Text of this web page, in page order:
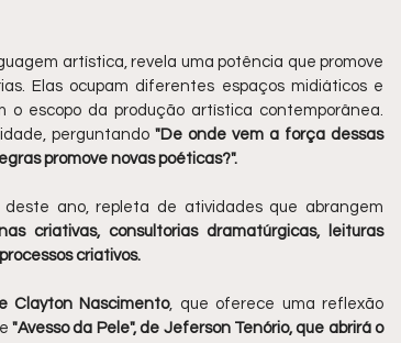
artística, revela uma potência que promove
Elas ocupam diferentes espaços midiáticos e
escopo da produção artística contemporânea.
perguntando "De onde vem a força dessas
promove novas poéticas?".
criativas, consultorias dramatúrgicas, leituras
criativos.
Clayton Nascimento, que oferece uma reflexão
"Avesso da Pele", de Jeferson Tenório, que abrirá o